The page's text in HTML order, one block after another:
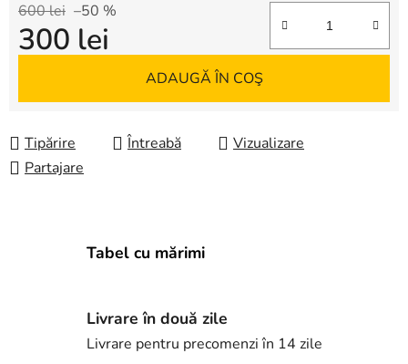
600 lei –50 %
300 lei
ADAUGĂ ÎN COŞ
Tipărire Întreabă
Vizualizare
Partajare
Tabel cu mărimi
Livrare în două zile
Livrare pentru precomenzi în 14 zile